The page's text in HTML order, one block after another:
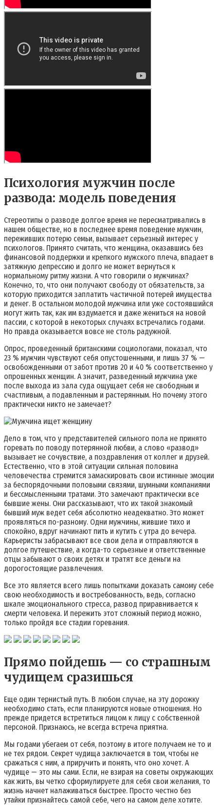
Психология мужчин после
развода: модель поведения
Стереотипы о разводе долгое время не пересматривались в
нашем обществе, но в последнее время поведение мужчин,
переживших потерю семьи, вызывает серьезный интерес у
психологов. Принято считать, что женщина, оказавшись без
финансовой поддержки и крепкого мужского плеча, впадает в
затяжную депрессию и долго не может вернуться к
нормальному ритму жизни. А что говорили о мужчинах?
Конечно, то, что они получают свободу от обязательств, за
которую приходится заплатить частичной потерей имущества
и денег. В остальном молодой мужчина или уже состоявшийся
могут жить так, как им вздумается и даже жениться на новой
пассии, с которой в некоторых случаях встречались годами.
Но правда оказывается вовсе не столь радужной.
Опрос, проведенный британскими социологами, показал, что
23 % мужчин чувствуют себя опустошенными, и лишь 37 % —
освобожденными от забот против 20 и 40 % соответственно у
опрошенных женщин. А значит, разведенный мужчина уже
после выхода из зала суда ощущает себя не свободным и
счастливым, а подавленным и растерянным. Но почему этого
практически никто не замечает?
Дело в том, что у представителей сильного пола не принято
горевать по поводу потерянной любви, а слово «развод»
вызывает не сочувствие, а поздравления от коллег и друзей.
Естественно, что в этой ситуации сильная половина
человечества стремится замаскировать свои истинные эмоции
за беспорядочными половыми связями, шумными компаниями
и бессмысленными тратами. Это замечают практически все
бывшие жены. Они рассказывают, что их такой знакомый
бывший муж ведет себя абсолютно неадекватно. Это может
проявляться по-разному. Одни мужчины, жившие тихо и
спокойно, вдруг начинают пить и кутить с утра до вечера.
Карьеристы забрасывают все свои дела и отправляются в
долгое путешествие, а когда-то серьезные и ответственные
отцы забывают о своих детях и тратят все деньги на
дорогостоящие развлечения.
Все это является всего лишь попытками доказать самому себе
свою необходимость и востребованность, ведь, согласно
шкале эмоционального стресса, развод приравнивается к
смерти человека. И пережить этот сложный период можно,
только пройдя все стадии горевания.
Прямо пойдешь — со страшным
чудищем сразишься
Еще один тернистый путь. В любом случае, на эту дорожку
необходимо стать, если планируются новые отношения. Но
прежде придется встретиться лицом к лицу с собственной
персоной. Признаюсь, не всегда встреча приятна.
Мы годами убегаем от себя, поэтому в итоге получаем не то и
не тех рядом. Секрет чудища заключается в том, чтобы не
сражаться с ним, а приручить и понять, что оно хочет. А
чудище — это мы сами. Если, не взирая на советы окружающих
как жить, вы четко сформулируете для себя свои желания, то
жизнь начнет налаживаться быстрее. Просто честно без
утайки признайтесь самой себе, чего на самом деле хотите.